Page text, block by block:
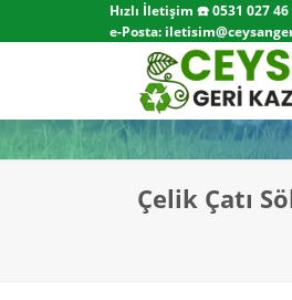
to
Hızlı İletişim ☎️0531 027 46
e-Posta:
Çelik Çatı